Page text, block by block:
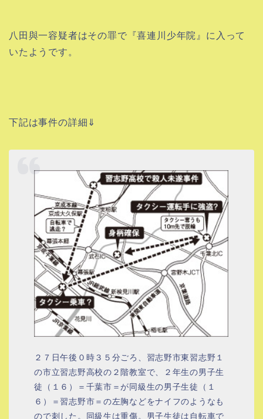
八田與一容疑者はその罪で『喜連川少年院 』に入って
いたようです。
下記は事件の詳細⇓
２７日午後０時３５分ごろ、習志野市東習志野１
の市立習志野高校の２階教室で、２年生の男子生
徒（１６）＝千葉市＝が同級生の男子生徒（１
６）＝習志野市＝の左胸などをナイフのようなも
ので刺した。同級生は重傷。男子生徒は自転車で